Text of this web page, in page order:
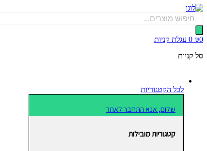
דלג
לתוכן
Products
search
₪0
0 עגלת קניות
סל קניות
לכל הקטגוריות
שלום, אנא התחבר לאתר
קטגוריות מובילות